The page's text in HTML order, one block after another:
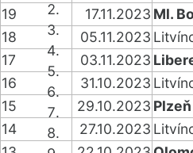
19
17.11.2023 Ml.
18
05.11.2023
17
03.11.2023
16
31.10.2023
15
29.10.2023 Plzeň
14
27.10.2023